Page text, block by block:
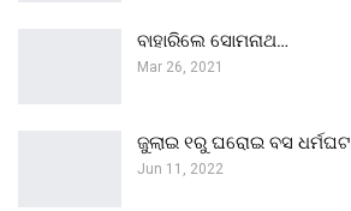
ବାହାରିଲେ ସୋମନାଥ…
Mar 26, 2021
ଜୁଲାଇ ୧ରୁ ଘରୋଇ ବସ ଧର୍ମଘଟ
Jun 11, 2022